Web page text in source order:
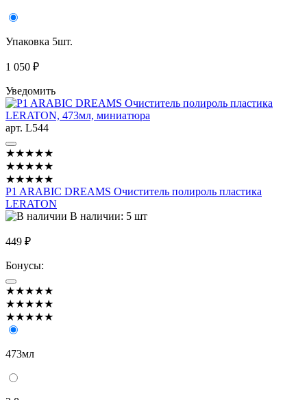
Упаковка 5шт.
1 050 ₽
Уведомить
арт. L544
★★★★★
★★★★★
★★★★★
P1 ARABIC DREAMS Очиститель полироль пластика
LERATON
В наличии: 5 шт
449 ₽
Бонусы:
★★★★★
★★★★★
★★★★★
473мл